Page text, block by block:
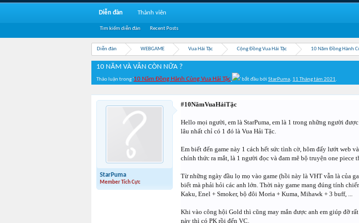
Diễn đàn WEBGAME Vua Hải Tặc Cộng Đồng Vua Hải Tặc 10 Năm Đồng Hành
10 NĂM VÀ VẪN CÒN NỮA ?
Thảo luận trong '10 Năm Đồng Hành Cùng Vua Hải Tặc ' bắt đầu bởi StarPuma, 11 Tháng tám 2021.
StarPuma
Member Tích Cực
#10NămVuaHảiTặc
Hello mọi người, em là StarPuma, em là 1 trong những người
lâu nhất chỉ có 1 đó là Vua Hải Tặc.
Em biết đến game này 1 cách hết sức tình cờ, hôm đấy lướt web
chính thức ra mắt, là 1 người đọc và đam mê bộ truyện one
Từ những ngày đầu lọ mọ vào game (hồi này là VHT vẫn là của
biết mà phải hỏi các anh lớn. Thời này game mang đúng tính
Kaku, Enel + Smoker, bộ đôi Moria + Kuma, Mihawk + 3 buff, ...
Khi vào công hội Gold thì cũng may mắn được anh em giúp đỡ
này thì có PK rồi đến VC.
Diễn đàn
Tìm kiếm diễn đàn Recent Posts
Thành viên